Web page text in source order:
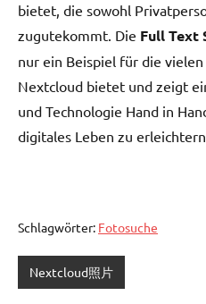
bietet, die sowohl
zugutekommt. Die Full Text
nur ein Beispiel für die
Nextcloud bietet und zeigt
und Technologie Hand in
digitales Leben zu
Schlagwörter: Fotosuche
Nextcloud照片